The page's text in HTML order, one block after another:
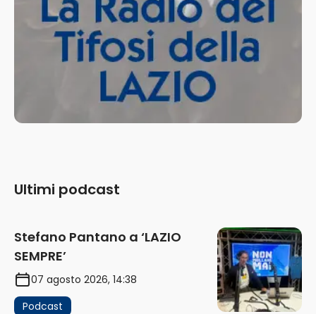
Ultimi podcast
Stefano Pantano a ‘LAZIO
SEMPRE’
07 agosto 2026, 14:38
Podcast